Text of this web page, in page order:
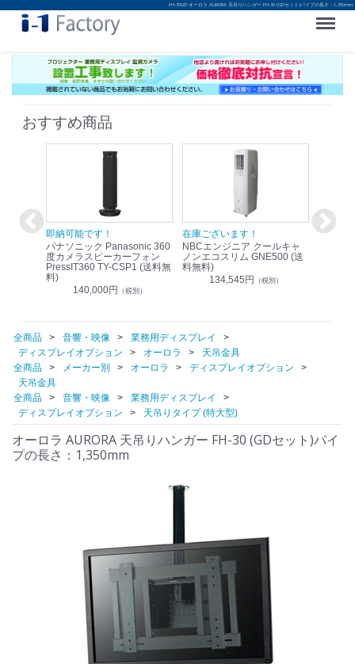
FH-30GD オーロラ AURORA 天吊りハンガー FH-30 (GDセット)パイプの長さ：1,350mm
Menu
おすすめ商品
即納可能です！
パナソニック Panasonic 360
度カメラスピーカーフォン
PressIT360 TY-CSP1 (送料無
料)
140,000円 （税別）
在庫ございます！
NBCエンジニア クールキャ
ノンエコスリム GNE500 (送
料無料)
134,545円 （税別）
即納可
全商品 音響・映像
業務用ディスプレイ
ディスプレイオプション
オーロラ
天吊金具
全商品
メーカー別 オーロラ
ディスプレイオプション
天吊金具
全商品
音響・映像
業務用ディスプレイ
ディスプレイオプション
天吊りタイプ (特大型)
オーロラ AURORA 天吊りハンガー FH-30 (GDセット)パイ
プの長さ：1,350mm